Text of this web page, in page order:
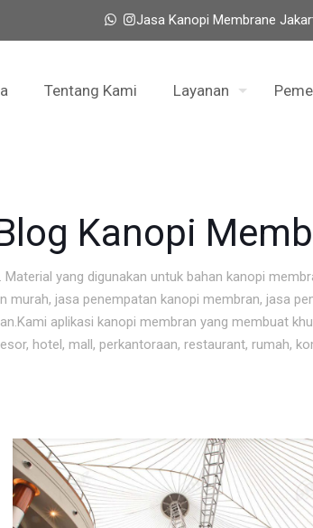
Jasa Kanopi Membrane
Tentang Kami Layanan
Kanopi
yang digunakan untuk bahan kanopi
jasa penempatan kanopi membran, jasa
aplikasi kanopi membran yang membuat
hotel, mall, perkantoraan, restaurant, rumah,